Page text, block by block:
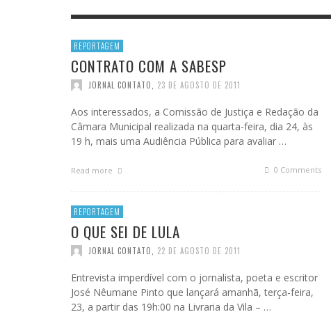
JORNAL
PREFEITO PAULO MIRANDA É O DONO DA CANETA
JORNAL CONTATO, 20 DE OUTUBRO DE 2016
LIÇÃO DE MESTRE
MARY BERGAMOTA
VENTILADOR
JORNAL
REPORTAGEM
CONTRATO COM A SABESP
JORNAL CONTATO 23 DE AGOSTO DE 2011
Aos interessados, a Comissão de Justiça e Redação da
Câmara Municipal realizada na quarta-feira, dia 24, às
19 h, mais uma Audiência Pública para avaliar …
Read more 0 Comments
REPORTAGEM
O QUE SEI DE LULA
JORNAL CONTATO 22 DE AGOSTO DE 2011
Entrevista imperdível com o jornalista, poeta e escritor
José Nêumane Pinto que lançará amanhã, terça-feira,
23, a partir das 19h:00 na Livraria da Vila – …